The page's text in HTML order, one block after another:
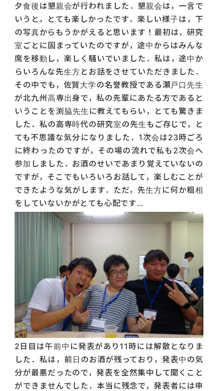
夕食後は懇親会が行われました．懇親会は，一言で
いうと，とても楽しかったです．楽しい様子は，下
の写真からもうかがえると思います！最初は，研究
室ごとに固まっていたのですが，途中からはみんな
席を移動し，楽しく騒いでいました．私は，途中か
らいろんな先生方とお話をさせていただきました．
その中でも，佐賀大学の名誉教授である瀬戸口先生
が北九州高専出身で，私の先輩にあたる方であると
いうことを渕脇先生に教えてもらい，とても驚きま
した．私の高専時代の研究室の先生もご存じで，と
ても不思議な気分になりました．1次会は23時ごろ
に終わったのですが，その場の流れで私も2次会へ
参加しました．お酒のせいであまり覚えていないの
ですが，そこでもいろいろお話して，楽しむことが
できたような気がします．ただ，先生方に何か粗相
をしていないかがとても心配です…
2日目は午前中に発表があり11時には解散となりま
した．私は，前日のお酒が残っており，発表中の気
分が最悪だったので，発表を全然集中して聞くこと
ができませんでした．本当に残念で，発表者には申